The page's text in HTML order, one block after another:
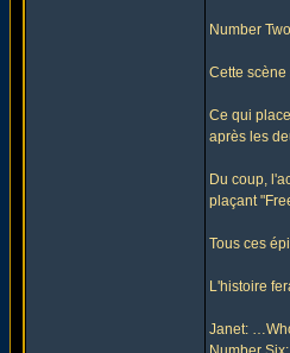
Number
Cette
Ce qui
après les
Du coup,
plaçant
Tous ces
L'histoire
Janet: